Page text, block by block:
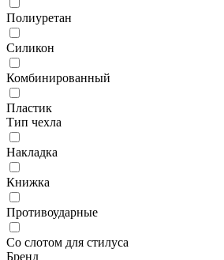
Полиуретан
Силикон
Комбинированный
Пластик
Тип чехла
Накладка
Книжка
Противоударные
Со слотом для стилуса
Бренд